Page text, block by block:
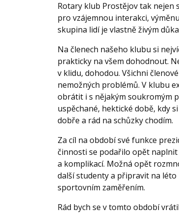
Rotary klub Prostějov tak
pro vzájemnou interakci,
skupina lidí je vlastně živým
Na členech našeho klubu si
prakticky na všem dohodnout.
v klidu, dohodou. Všichni
nemožných problémů. V klubu
obrátit i s nějakým soukromým
uspěchané, hektické době, kdy
dobře a rád na schůzky chodím.
Za cíl na období své funkce
činnosti se podařilo opět
a komplikací. Možná opět
další studenty a připravit na
sportovním zaměřením.
Rád bych se v tomto období